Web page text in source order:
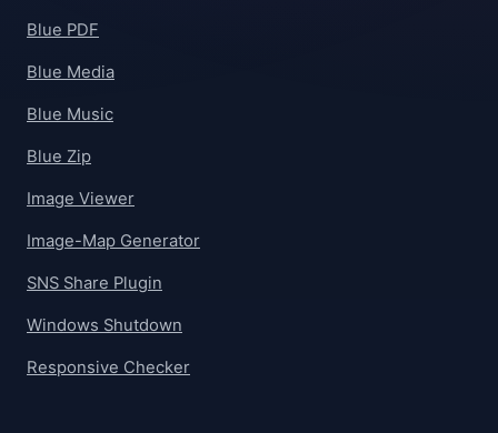
Blue PDF
Blue Media
Blue Music
Blue Zip
Image Viewer
Image-Map Generator
SNS Share Plugin
Windows Shutdown
Responsive Checker